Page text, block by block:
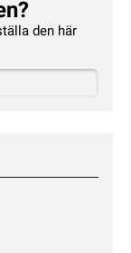
den här